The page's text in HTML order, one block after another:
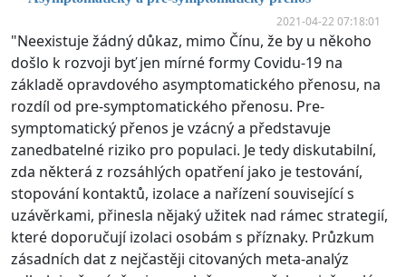
2021-04-22 07:18:01
"Neexistuje žádný důkaz, mimo Čínu, že by u někoho
došlo k rozvoji byť jen mírné formy Covidu-19 na
základě opravdového asymptomatického přenosu, na
rozdíl od pre-symptomatického přenosu. Pre-
symptomatický přenos je vzácný a představuje
zanedbatelné riziko pro populaci. Je tedy diskutabilní,
zda některá z rozsáhlých opatření jako je testování,
stopování kontaktů, izolace a nařízení související s
uzávěrkami, přinesla nějaký užitek nad rámec strategií,
které doporučují izolaci osobám s příznaky. Průzkum
zásadních dat z nejčastěji citovaných meta-analýz